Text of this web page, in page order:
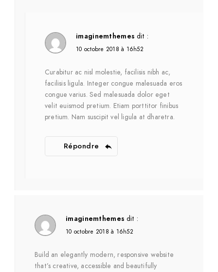
imaginemthemes dit :
10 octobre 2018 à 16h52
Curabitur ac nisl molestie, facilisis nibh ac,
facilisis ligula. Integer congue malesuada eros
congue varius. Sed malesuada dolor eget
velit euismod pretium. Etiam porttitor finibus
pretium. Nam suscipit vel ligula at dharetra.
Répondre
imaginemthemes dit :
10 octobre 2018 à 16h52
Build an elegantly modern, responsive website
that’s creative, accessible and beautifully